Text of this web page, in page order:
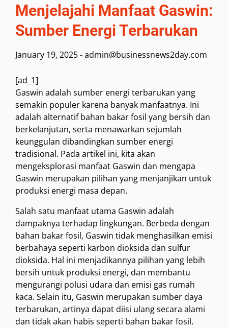
Menjelajahi Manfaat Gaswin:
Sumber Energi Terbarukan
January 19, 2025-admin@businessnews2day.com
[ad_1]
Gaswin adalah sumber energi terbarukan yang
semakin populer karena banyak manfaatnya. Ini
adalah alternatif bahan bakar fosil yang bersih dan
berkelanjutan, serta menawarkan sejumlah
keunggulan dibandingkan sumber energi
tradisional. Pada artikel ini, kita akan
mengeksplorasi manfaat Gaswin dan mengapa
Gaswin merupakan pilihan yang menjanjikan untuk
produksi energi masa depan.
Salah satu manfaat utama Gaswin adalah
dampaknya terhadap lingkungan. Berbeda dengan
bahan bakar fosil, Gaswin tidak menghasilkan emisi
berbahaya seperti karbon dioksida dan sulfur
dioksida. Hal ini menjadikannya pilihan yang lebih
bersih untuk produksi energi, dan membantu
mengurangi polusi udara dan emisi gas rumah
kaca. Selain itu, Gaswin merupakan sumber daya
terbarukan, artinya dapat diisi ulang secara alami
dan tidak akan habis seperti bahan bakar fosil.